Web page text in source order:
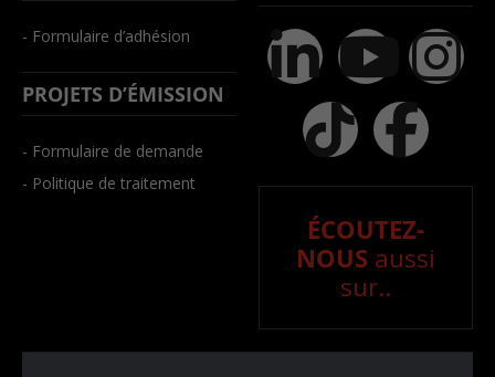
- Formulaire d’adhésion
PROJETS D’ÉMISSION
- Formulaire de demande
- Politique de traitement
ÉCOUTEZ-
NOUS aussi
sur..